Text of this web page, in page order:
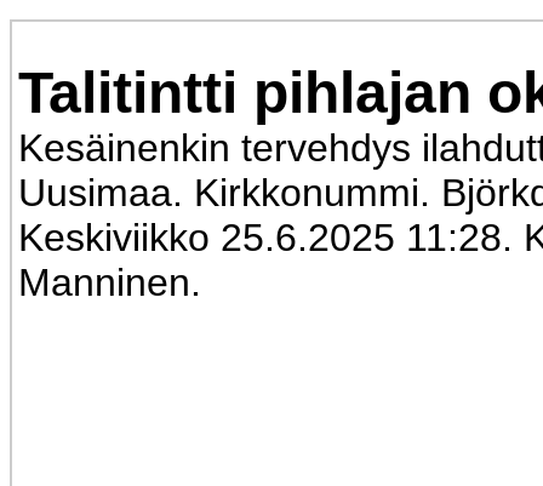
Talitintti pihlajan
Kesäinenkin tervehdys
Uusimaa. Kirkkonummi.
Keskiviikko 25.6.2025 11:28.
Manninen.